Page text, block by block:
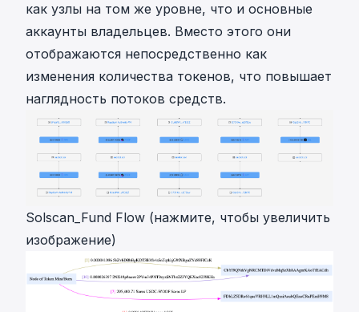
как узлы на том же уровне, что и основные
аккаунты владельцев. Вместо этого они
отображаются непосредственно как
изменения количества токенов, что повышает
наглядность потоков средств.
Solscan_Fund Flow (нажмите, чтобы увеличить
изображение)